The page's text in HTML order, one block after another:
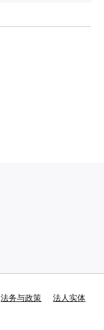
法务与政策 法人实体